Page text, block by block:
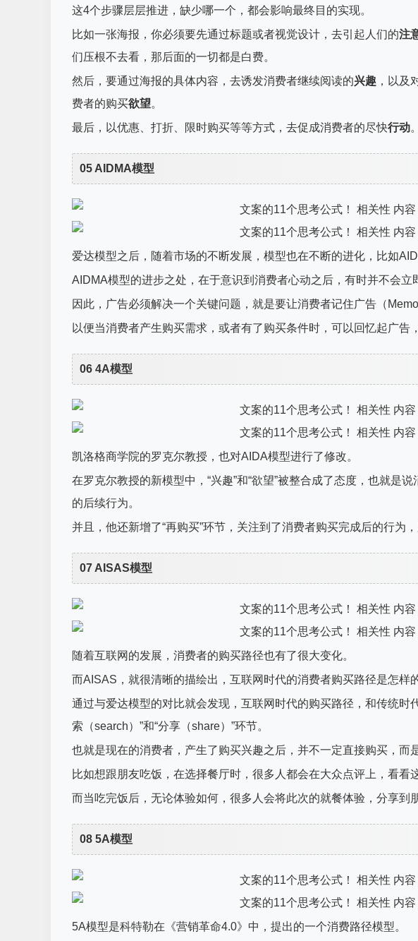
这4个步骤层层推进，缺少哪一个，都会影响最终目的实现。
比如一张海报，你必须要先通过标题或者视觉设计，去引起人们的注
们压根不去看，那后面的一切都是白费。
然后，要通过海报的具体内容，去诱发消费者继续阅读的兴趣 ，以及
费者的购买欲望。
最后，以优惠、打折、限时购买等等方式，去促成消费者的尽快行动。
05 AIDMA模型
爱达模型之后，随着市场的不断发展，模型也在不断的进化，比如
AIDMA模型的进步之处，在于意识到消费者心动之后，有时并不会立
因此，广告必须解决一个关键问题，就是要让消费者记住广告（
以便当消费者产生购买需求，或者有了购买条件时，可以回忆起广告
06 4A模型
凯洛格商学院的罗克尔教授，也对AIDA模型进行了修改。
在罗克尔教授的新模型中，“兴趣”和“欲望”被整合成了态度，也就是
的后续行为。
并且，他还新增了“再购买”环节，关注到了消费者购买完成后的行为
07 AISAS模型
随着互联网的发展，消费者的购买路径也有了很大变化。
而AISAS，就很清晰的描绘出，互联网时代的消费者购买路径是怎样的
通过与爱达模型的对比就会发现，互联网时代的购买路径，和传统时
索（search）”和“分享（share）”环节。
也就是现在的消费者，产生了购买兴趣之后，并不一定直接购买，而
比如想跟朋友吃饭，在选择餐厅时，很多人都会在大众点评上，看看
而当吃完饭后，无论体验如何，很多人会将此次的就餐体验，分享到
08 5A模型
5A模型是科特勒在《营销革命4.0》中，提出的一个消费路径模型。